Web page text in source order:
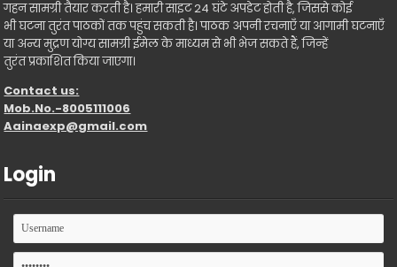
गहन सामग्री तैयार करती है। हमारी साइट 24 घंटे अपडेट होती है, जिससे कोई
भी घटना तुरंत पाठकों तक पहुंच सकती है। पाठक अपनी रचनाएँ या आगामी घटनाएँ
या अन्य मुद्रण योग्य सामग्री ईमेल के माध्यम से भी भेज सकते हैं, जिन्हें
तुरंत प्रकाशित किया जाएगा।
Contact us:
Mob.No.-8005111006
Aainaexp@gmail.com
Login